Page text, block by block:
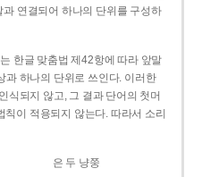
연결되어 하나의 단위를 구성하
한글 맞춤법 제42항에 따라 앞말
과 하나의 단위로 쓰인다. 이러한
식되지 않고, 그 결과 단어의 첫머
칙이 적용되지 않는다. 따라서 소리
은 두 냥쭝